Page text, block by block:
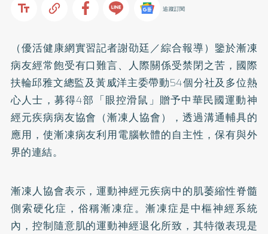
追蹤訂閱
（優活健康網實習記者謝劭廷／綜合報導）鑒於漸凍
病友經常飽受有口難言、人際關係受禁閉之苦，國際
扶輪邱雅文總監及黃威洋主委帶動54個分社及多位熱
心人士，募得4部「眼控滑鼠」贈予中華民國運動神
經元疾病病友協會（漸凍人協會），透過溝通輔具的
應用，使漸凍病友利用電腦軟體的自主性，保有與外
界的連結。
漸凍人協會表示，運動神經元疾病中的肌萎縮性脊髓
側索硬化症，俗稱漸凍症。漸凍症是中樞神經系統
內，控制隨意肌的運動神經退化所致，其特徵表現是